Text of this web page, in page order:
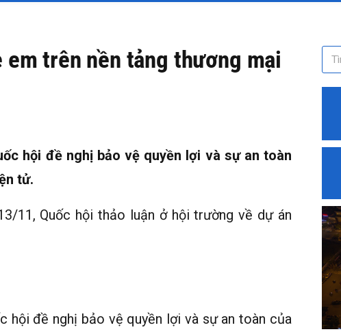
trên nền tảng thương mại
hội đề nghị bảo vệ quyền lợi và sự an toàn
tử.
11, Quốc hội thảo luận ở hội trường về dự án
hội đề nghị bảo vệ quyền lợi và sự an toàn của